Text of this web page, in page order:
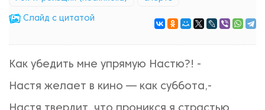
Cлайд с цитатой
Как убедить мне упрямую Настю?! -
Настя желает в кино — как суббота,-